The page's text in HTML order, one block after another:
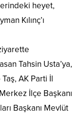
heyet,
Kılınç’ı
Tahsin Usta’ya,
AK Parti İl
İlçe Başkanı
Başkanı Mevlüt